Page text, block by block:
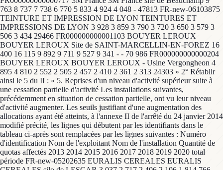
763 8 737 7 738 6 770 5 833 4 924 4 048 - 47813 FR-new-06103875
TEINTURE ET IMPRESSION DE LYON TEINTURES ET
IMPRESSIONS DE LYON 3 928 3 859 3 790 3 720 3 650 3 579 3
506 3 434 29466 FR000000000001103 BOUYER LEROUX
BOUYER LEROUX Site de SAINT-MARCELLIN-EN-FOREZ 16
400 16 115 9 892 9 711 9 527 9 341 - - 70 986 FR000000000000204
BOUYER LEROUX BOUYER LEROUX - Usine Vergongheon 4
895 4 810 2 552 2 505 2 457 2 410 2 361 2 313 24303 » 2° Rétablir
ainsi le 5 du II : « 5. Reprises d'un niveau d'activité supérieur suite à
une cessation partielle d'activité Les installations suivantes,
précédemment en situation de cessation partielle, ont vu leur niveau
d'activité augmenter. Les seuils justifiant d'une augmentation des
allocations ayant été atteints, à l'annexe II de l'arrêté du 24 janvier 2014
modifié précité, les lignes qui débutent par les identifiants dans le
tableau ci-après sont remplacées par les lignes suivantes : Numéro
d'identification Nom de l'exploitant Nom de l'installation Quantité de
quotas affectés 2013 2014 2015 2016 2017 2018 2019 2020 total
période FR-new-05202635 EURALIS CEREALES EURALIS